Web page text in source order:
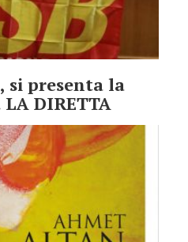
si presenta la
DIRETTA